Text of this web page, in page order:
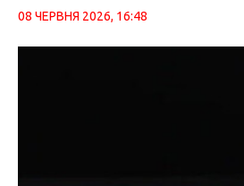
08 ЧЕРВНЯ 2026, 16:48